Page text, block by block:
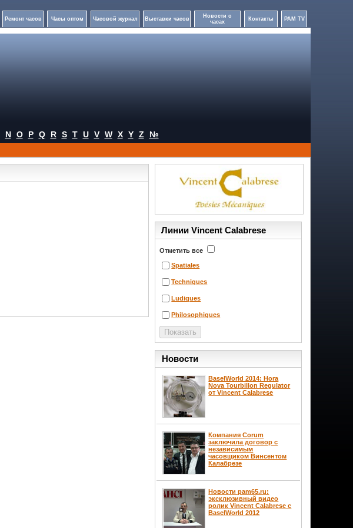
Ремонт часов Часы оптом Часовой журнал Выставки часов
Новости о
часах
Контакты PAM TV
N O P Q R S T U V W X Y Z №
Линии Vincent Calabrese
Отметить все
Spatiales
Techniques
Ludiques
Philosophiques
Новости
BaselWorld 2014: Hora
Nova Tourbillon Regulator
от Vincent Calabrese
Компания Corum
заключила договор с
независимым
часовщиком Винсентом
Калабрезе
Новости pam65.ru:
эксклюзивный видео
ролик Vincent Calabrese с
BaselWorld 2012